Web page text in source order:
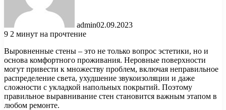
admin02.09.2023
9 2 минут на прочтение
Выровненные стены – это не только вопрос эстетики, но и
основа комфортного проживания. Неровные поверхности
могут привести к множеству проблем, включая неправильное
распределение света, ухудшение звукоизоляции и даже
сложности с укладкой напольных покрытий. Поэтому
правильное выравнивание стен становится важным этапом в
любом ремонте.